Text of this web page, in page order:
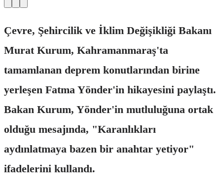
Çevre, Şehircilik ve İklim Değişikliği Bakanı
Murat Kurum, Kahramanmaraş'ta
tamamlanan deprem konutlarından birine
yerleşen Fatma Yönder'in hikayesini paylaştı.
Bakan Kurum, Yönder'in mutluluğuna ortak
olduğu mesajında, "Karanlıkları
aydınlatmaya bazen bir anahtar yetiyor"
ifadelerini kullandı.